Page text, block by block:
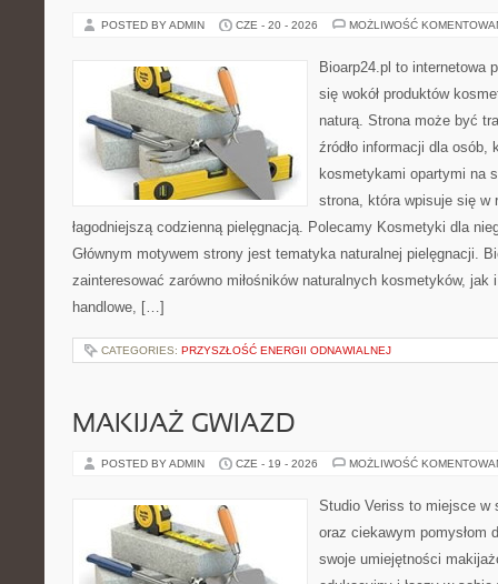
POSTED BY ADMIN CZE - 20 - 2026 MOŻLIWOŚĆ
Bioarp24.pl to internetowa
się wokół produktów
naturą. Strona może być
źródło informacji dla osób,
kosmetykami opartymi na
strona, która wpisuje się w
łagodniejszą codzienną pielęgnacją. Polecamy Kosmetyki dla
Głównym motywem strony jest tematyka naturalnej pielęgnacji.
zainteresować zarówno miłośników naturalnych kosmetyków, jak
handlowe, […]
CATEGORIES: PRZYSZŁOŚĆ ENERGII ODNAWIALNEJ
MAKIJAŻ GWIAZD
POSTED BY ADMIN CZE - 19 - 2026 MOŻLIWOŚĆ
Studio Veriss to miejsce w
oraz ciekawym pomysłom
swoje umiejętności